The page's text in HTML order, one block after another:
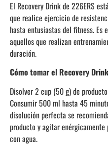
El Recovery Drink de 226ERS
que realice ejercicio de
hasta entusiastas del fitness. Es
aquellos que realizan
duración.
Cómo tomar el Recovery
Disolver 2 cup (50 g) de
Consumir 500 ml hasta 45
disolución perfecta se
producto y agitar
con agua.